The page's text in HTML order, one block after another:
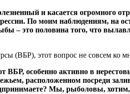
и касается огромного
По моим наблюдениям, на
– это половина того, что
(ВБР), этот вопрос не совсем ко
ВБР, особенно активно в
расположенном посреди
Мы, рыболовы,